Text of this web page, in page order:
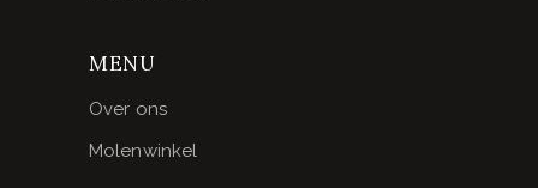
MENU
Over ons
Molenwinkel